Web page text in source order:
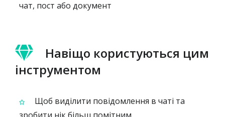
чат, пост або документ
Навіщо користуються цим
інструментом
Щоб виділити повідомлення в чаті та
зробити нік більш помітним